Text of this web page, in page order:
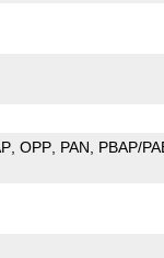
OPP PAN PBAP/